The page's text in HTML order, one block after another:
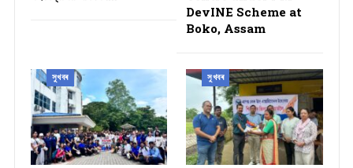
DevINE Scheme at
Boko, Assam
সুখবৰ সুখবৰ